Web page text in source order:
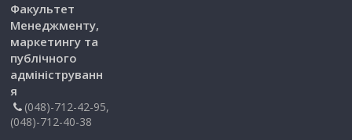
Факультет
Менеджменту,
маркетингу та
публічного
адмініструванн
я
(048)-712-42-95,
(048)-712-40-38